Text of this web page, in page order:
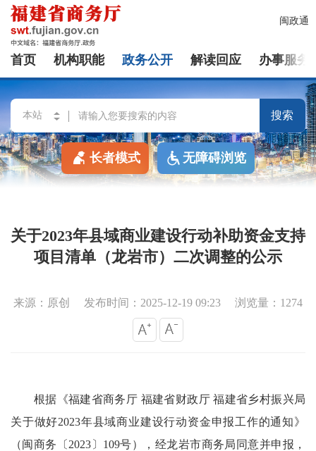
闽政通
首页 机构职能 政务公开 解读回应 办事服务
搜索
长者模式 无障碍浏览
关于2023年县域商业建设行动补助资金支持
项目清单（龙岩市）二次调整的公示
来源：原创 发布时间：2025-12-19 09:23 浏览量：1274
根据《福建省商务厅 福建省财政厅 福建省乡村振兴局
关于做好2023年县域商业建设行动资金申报工作的通知》
（闽商务〔2023〕109号），经龙岩市商务局同意并申报，